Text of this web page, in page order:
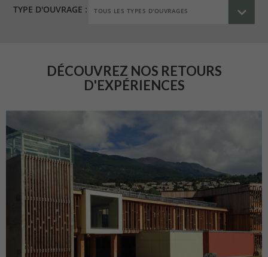
TYPE D'OUVRAGE :
DÉCOUVREZ NOS RETOURS
D'EXPÉRIENCES